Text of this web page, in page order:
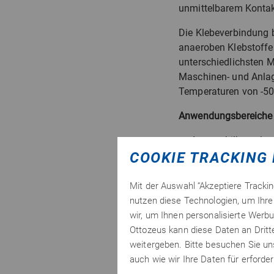
unmittelbarem
Die
anaeroben
unterschiedlichsten
Maschinen- und
Temperaturen von -
Luftfahrbranche
Chemische
sowie auch im
Schiffstransport /
und Ölleitungen
Landwirtschaft:
Bauindustrie:
COOKIE TRACKING
Mit der Auswahl “Akzeptiere
nutzen diese Technologien, um
wir, um Ihnen personalisierte
Ottozeus kann diese Daten an
weitergeben. Bitte besuchen Sie
auch wie wir Ihre Daten für